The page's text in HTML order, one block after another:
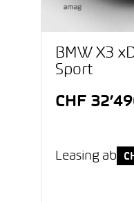
BMW X3
Sport
CHF
Leasing ab